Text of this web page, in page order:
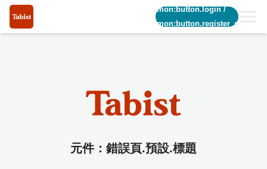
common:button.login/
common:button.register_short
元件：錯誤頁.預設.標題